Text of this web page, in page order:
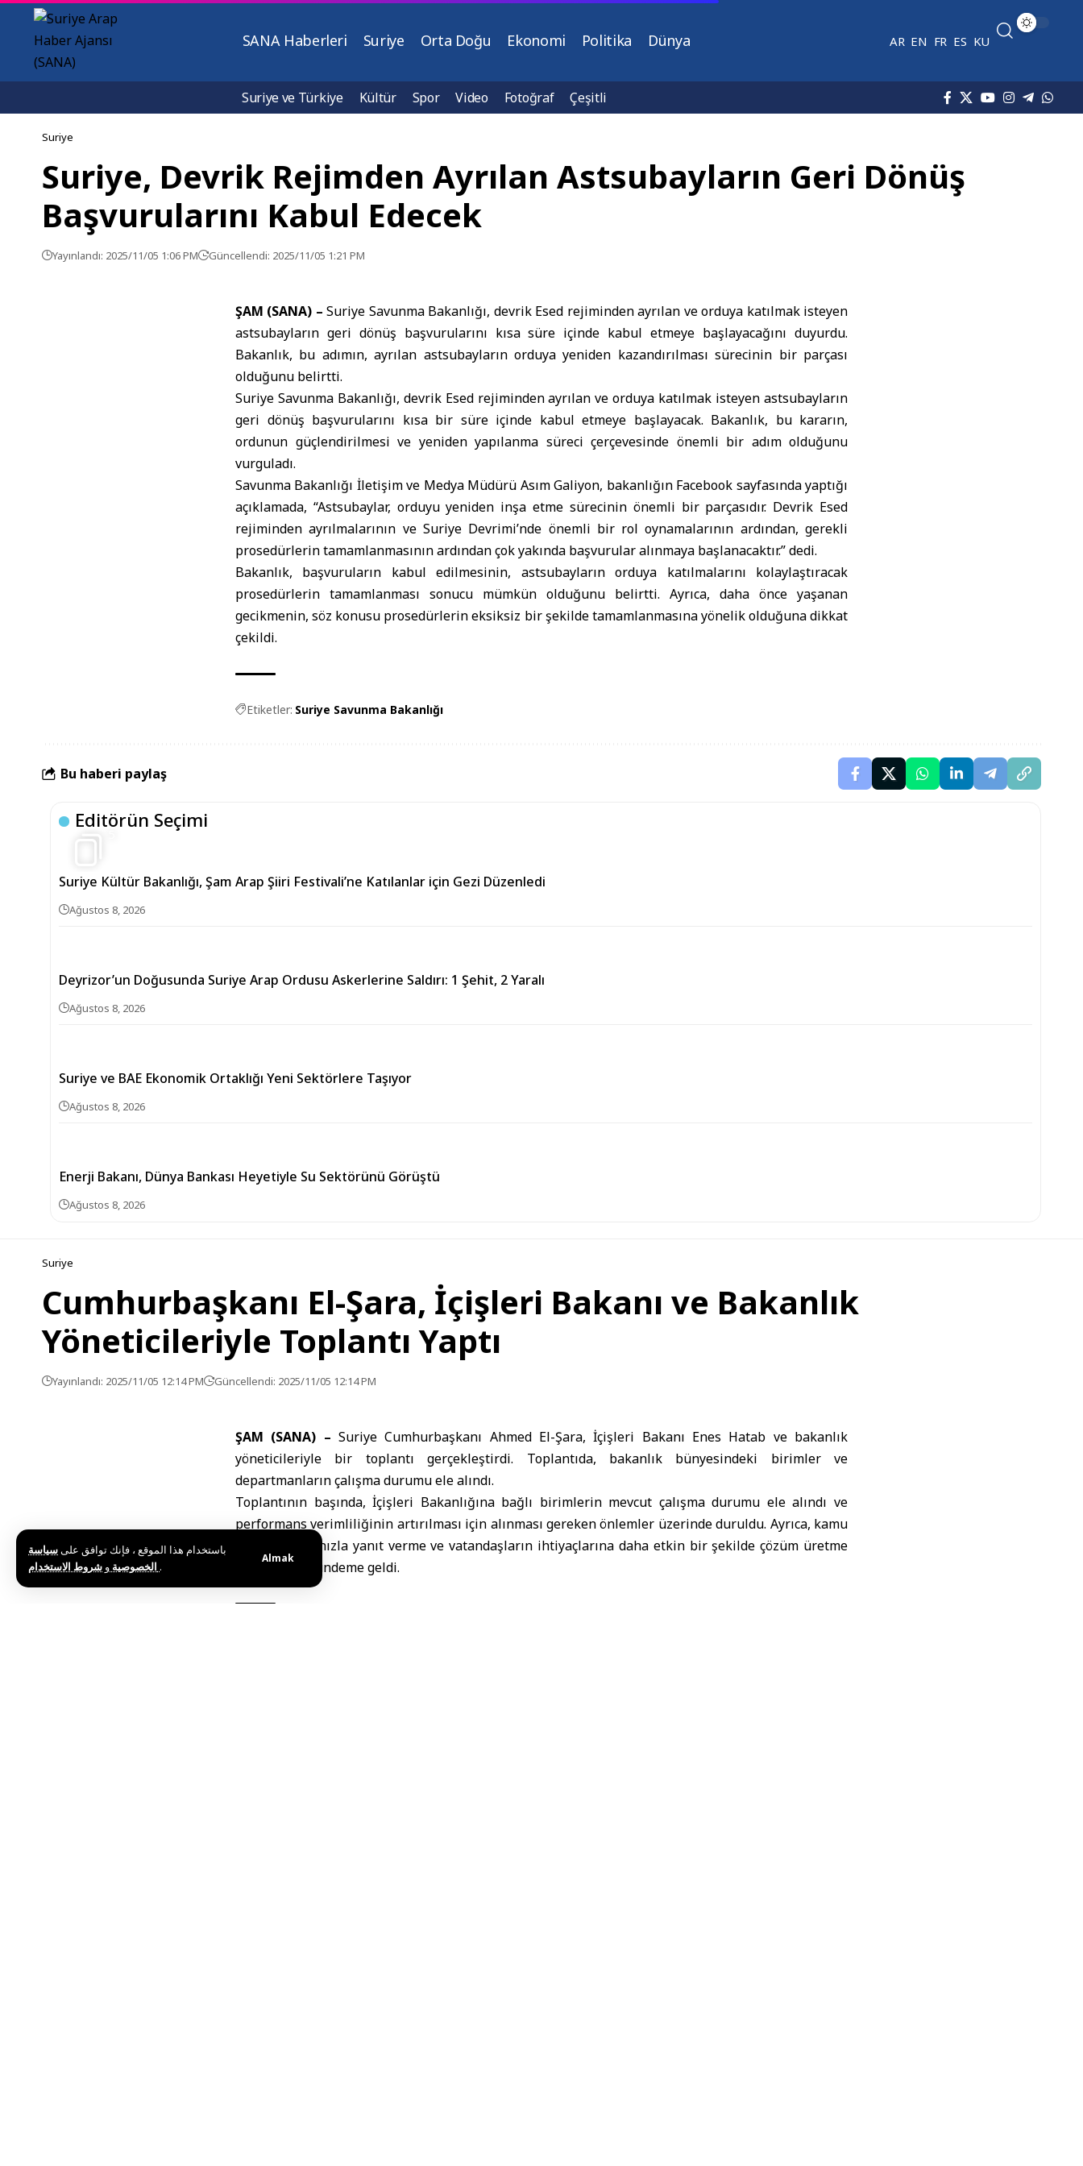
باستخدام هذا الموقع ، فإنك توافق علىسياسة
الخصوصية و .
Almak
SANA Haberleri Suriye Orta Doğu Ekonomi Politika Dünya AR EN FR ES KU
Suriye ve Türkiye Kültür Spor Video Fotoğraf Çeşitli
Suriye
Suriye, Devrik Rejimden Ayrılan Astsubayların Geri Dönüş
Başvurularını Kabul Edecek
Yayınlandı: 2025/11/05 1:06 PM Güncellendi: 2025/11/05 1:21 PM
ŞAM (SANA) – Suriye Savunma Bakanlığı, devrik Esed rejiminden ayrılan ve orduya katılmak isteyen
astsubayların geri dönüş başvurularını kısa süre içinde kabul etmeye başlayacağını duyurdu.
Bakanlık, bu adımın, ayrılan astsubayların orduya yeniden kazandırılması sürecinin bir parçası
olduğunu belirtti.
Suriye Savunma Bakanlığı, devrik Esed rejiminden ayrılan ve orduya katılmak isteyen astsubayların
geri dönüş başvurularını kısa bir süre içinde kabul etmeye başlayacak. Bakanlık, bu kararın,
ordunun güçlendirilmesi ve yeniden yapılanma süreci çerçevesinde önemli bir adım olduğunu
vurguladı.
Savunma Bakanlığı İletişim ve Medya Müdürü Asım Galiyon, bakanlığın Facebook sayfasında yaptığı
açıklamada, “Astsubaylar, orduyu yeniden inşa etme sürecinin önemli bir parçasıdır. Devrik Esed
rejiminden ayrılmalarının ve Suriye Devrimi’nde önemli bir rol oynamalarının ardından, gerekli
prosedürlerin tamamlanmasının ardından çok yakında başvurular alınmaya başlanacaktır.” dedi.
Bakanlık, başvuruların kabul edilmesinin, astsubayların orduya katılmalarını kolaylaştıracak
prosedürlerin tamamlanması sonucu mümkün olduğunu belirtti. Ayrıca, daha önce yaşanan
gecikmenin, söz konusu prosedürlerin eksiksiz bir şekilde tamamlanmasına yönelik olduğuna dikkat
çekildi.
Etiketler: Suriye Savunma Bakanlığı
Bu haberi paylaş
Editörün Seçimi
Suriye Kültür Bakanlığı, Şam Arap Şiiri Festivali’ne Katılanlar için Gezi Düzenledi
Ağustos 8, 2026
Deyrizor’un Doğusunda Suriye Arap Ordusu Askerlerine Saldırı: 1 Şehit, 2 Yaralı
Ağustos 8, 2026
Suriye ve BAE Ekonomik Ortaklığı Yeni Sektörlere Taşıyor
Ağustos 8, 2026
Enerji Bakanı, Dünya Bankası Heyetiyle Su Sektörünü Görüştü
Ağustos 8, 2026
Suriye
Cumhurbaşkanı El-Şara, İçişleri Bakanı ve Bakanlık
Yöneticileriyle Toplantı Yaptı
Yayınlandı: 2025/11/05 12:14 PM Güncellendi: 2025/11/05 12:14 PM
ŞAM (SANA) – Suriye Cumhurbaşkanı Ahmed El-Şara,İçişleri Bakanı Enes Hatab ve bakanlık
yöneticileriyle bir toplantı gerçekleştirdi. Toplantıda, bakanlık bünyesindeki birimler ve
departmanların çalışma durumu ele alındı.
Toplantının başında, İçişleri Bakanlığına bağlı birimlerin mevcut çalışma durumu ele alındı ve
performans verimliliğinin artırılması için alınması gereken önlemler üzerinde duruldu. Ayrıca, kamu
hizmetlerine hızla yanıt verme ve vatandaşların ihtiyaçlarına daha etkin bir şekilde çözüm üretme
konuları da gündeme geldi.